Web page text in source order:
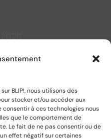
BLIP!, nous utilisons des
stocker et/ou accéder aux
à ces technologies nous
que le comportement de
Le fait de ne pas consentir ou de
effet négatif sur certaines
3
17 18
19
24 25
26
31